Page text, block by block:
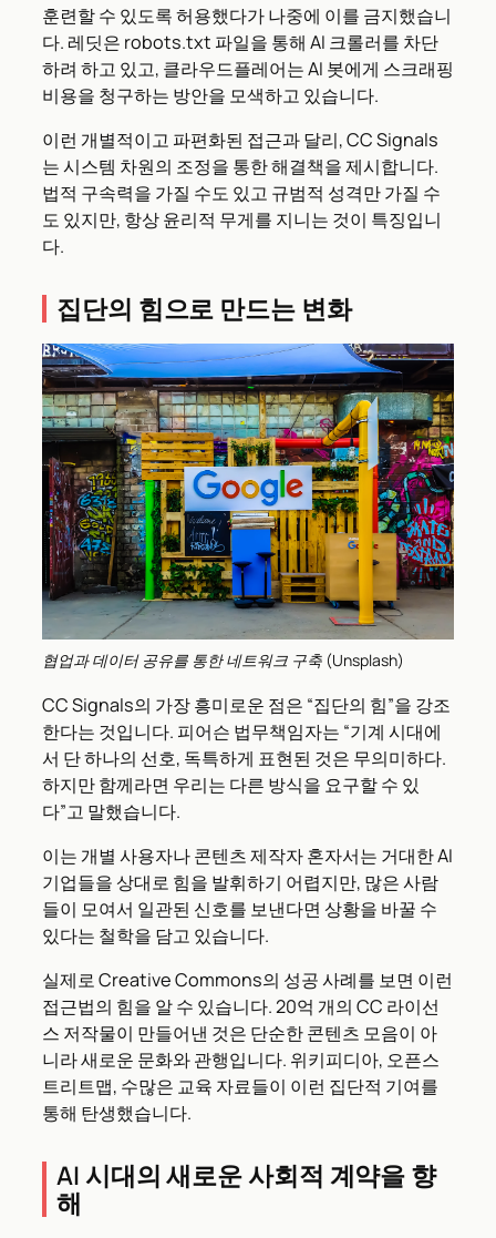
훈련할 수 있도록 허용했다가 나중에 이를 금지했습니
다. 레딧은 robots.txt 파일을 통해 AI 크롤러를 차단
하려 하고 있고, 클라우드플레어는 AI 봇에게 스크래핑
비용을 청구하는 방안을 모색하고 있습니다.
이런 개별적이고 파편화된 접근과 달리, CC Signals
는 시스템 차원의 조정을 통한 해결책을 제시합니다.
법적 구속력을 가질 수도 있고 규범적 성격만 가질 수
도 있지만, 항상 윤리적 무게를 지니는 것이 특징입니
다.
집단의 힘으로 만드는 변화
협업과 데이터 공유를 통한 네트워크 구축 (Unsplash)
CC Signals의 가장 흥미로운 점은 “집단의 힘”을 강조
한다는 것입니다. 피어슨 법무책임자는 “기계 시대에
서 단 하나의 선호, 독특하게 표현된 것은 무의미하다.
하지만 함께라면 우리는 다른 방식을 요구할 수 있
다”고 말했습니다.
이는 개별 사용자나 콘텐츠 제작자 혼자서는 거대한 AI
기업들을 상대로 힘을 발휘하기 어렵지만, 많은 사람
들이 모여서 일관된 신호를 보낸다면 상황을 바꿀 수
있다는 철학을 담고 있습니다.
실제로 Creative Commons의 성공 사례를 보면 이런
접근법의 힘을 알 수 있습니다. 20억 개의 CC 라이선
스 저작물이 만들어낸 것은 단순한 콘텐츠 모음이 아
니라 새로운 문화와 관행입니다. 위키피디아, 오픈스
트리트맵, 수많은 교육 자료들이 이런 집단적 기여를
통해 탄생했습니다.
AI 시대의 새로운 사회적 계약을 향
해